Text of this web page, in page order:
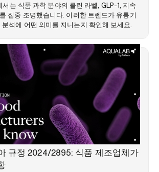
는 식품 과학 분야의 클린 라벨, GLP-1, 지속
집중 조명했습니다. 이러한 트렌드가 유통기
석에 어떤 의미를 지니는지 확인해 보세요.
규정 2024/2895: 식품 제조업체가